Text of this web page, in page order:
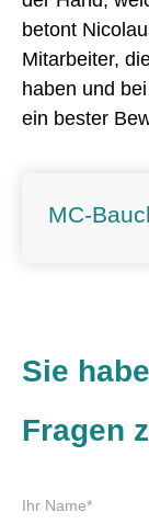
betont
Mitarbeiter,
haben und
ein bester
MC-
Sie
Fragen
P
Ihr Name*